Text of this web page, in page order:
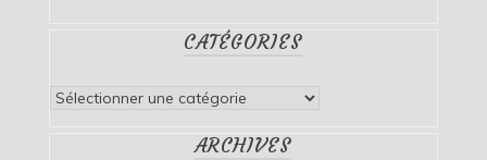
CATÉGORIES
Catégories
ARCHIVES